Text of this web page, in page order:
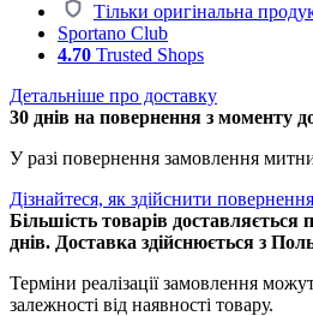
Тільки оригінальна
Sportano Club
4.70 Trusted Shops
Детальніше про доставку
30 днів на повернення з моменту
У разі повернення замовлення
Дізнайтеся, як здійснити повернення
Більшість товарів доставляється
днів. Доставка здійснюється з
Терміни реалізації замовлення
залежності від наявності товару.